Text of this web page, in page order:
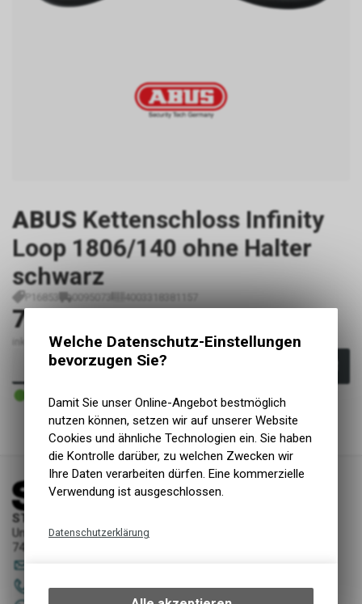
ABUS Kettenschloss Infinity
Loop 1806/140 ohne Halter
schwarz
P16853 0095073 4003318381157
75.00
inkl. MwSt., zzgl.Versandkosten
In den Warenkorb
Versand
STORY Sportwerkstatt - Thusis
Unterer Rosenbühl 7
7430 Thusis
081 651 52 53
Welche Datenschutz-Einstellungen
bevorzugen Sie?
Damit Sie unser Online-Angebot bestmöglich
nutzen können, setzen wir auf unserer Website
Cookies und ähnliche Technologien ein. Sie haben
die Kontrolle darüber, zu welchen Zwecken wir
Ihre Daten verarbeiten dürfen. Eine kommerzielle
Verwendung ist ausgeschlossen.
Datenschutzerklärung
bestimmte Interaktionen und